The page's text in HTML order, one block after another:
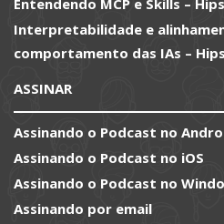
Interpretabilidade e
comportamento das IAs –
ASSINAR
Assinando o Podcast no
Assinando o Podcast no iOS
Assinando o Podcast no
Assinando por email